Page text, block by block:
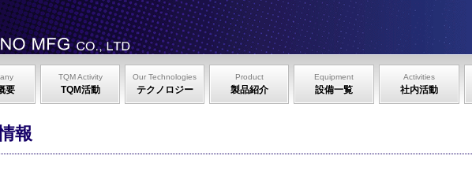
要
TQM Activity
TQM活動
Our Technologies
テクノロジー
Product
製品紹介
Equipment
設備一覧
Activities
社内活動
報